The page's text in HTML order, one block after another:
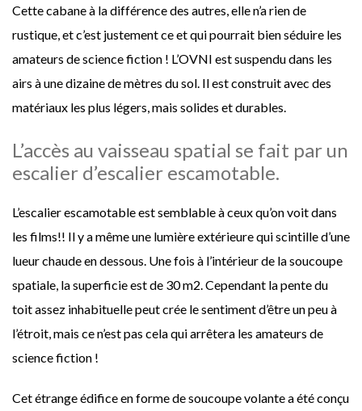
Cette cabane à la différence des autres, elle n’a rien de
rustique, et c’est justement ce et qui pourrait bien séduire les
amateurs de science fiction ! L’OVNI est suspendu dans les
airs à une dizaine de mètres du sol. Il est construit avec des
matériaux les plus légers, mais solides et durables.
L’accès au vaisseau spatial se fait par un
escalier d’escalier escamotable.
L’escalier escamotable est semblable à ceux qu’on voit dans
les films!! Il y a même une lumière extérieure qui scintille d’une
lueur chaude en dessous. Une fois à l’intérieur de la soucoupe
spatiale, la superficie est de 30 m2. Cependant la pente du
toit assez inhabituelle peut crée le sentiment d’être un peu à
l’étroit, mais ce n’est pas cela qui arrêtera les amateurs de
science fiction !
Cet étrange édifice en forme de soucoupe volante a été conçu